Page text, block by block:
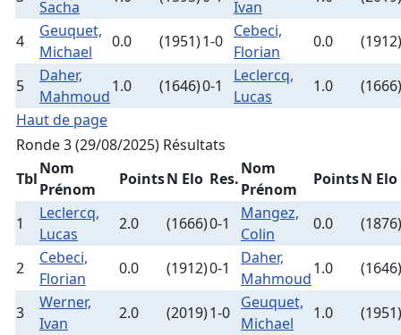
Sacha
Ivan
4
Geuquet,
Michael
0.0 (1951)1-0
Cebeci,
Florian
0.0 (1912)
5
Daher,
Mahmoud
1.0 (1646)0-1
Leclercq,
Lucas
1.0
(1666)
Haut de page
Ronde 3 (29/08/2025) Résultats
Tbl
Nom
Prénom
PointsN Elo Res.
Nom
Prénom
PointsN Elo
1
Leclercq,
Lucas
2.0 (1666)0-1
Mangez,
Colin
0.0 (1876)
2
Cebeci,
Florian
0.0 (1912)0-1
Daher,
Mahmoud
1.0 (1646)
3
Werner,
Ivan
2.0 (2019)1-0
Geuquet,
Michael
1.0 (1951)